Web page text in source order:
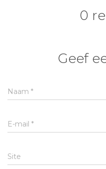
0
Geef
Naam *
E-mail *
Site